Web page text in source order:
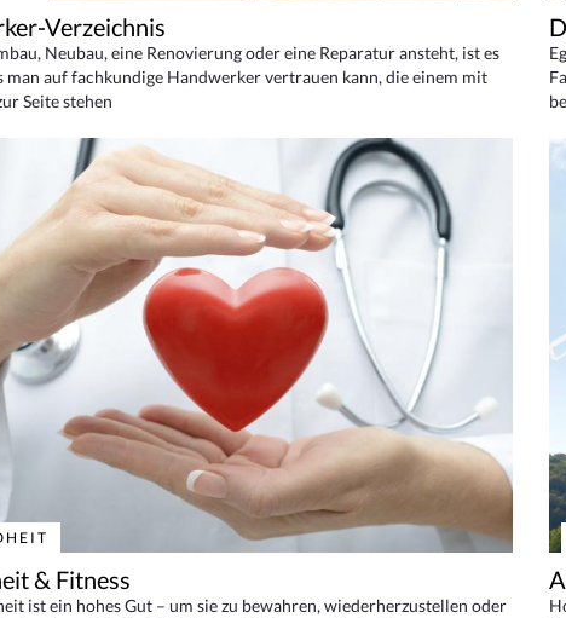
Verzeichnis
Neubau, eine Renovierung oder eine Reparatur ansteht, ist es
man auf fachkundige Handwerker vertrauen kann, die einem mit
Seite stehen
& Fitness
ist ein hohes Gut – um sie zu bewahren, wiederherzustellen oder